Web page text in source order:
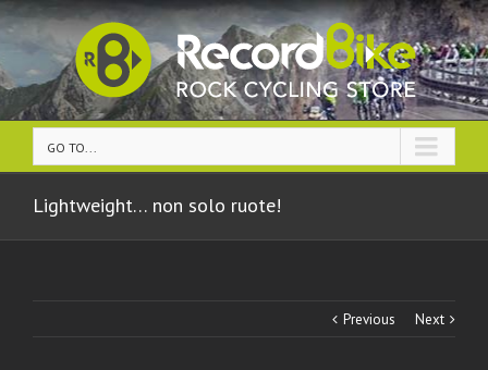
GO TO...
Lightweight… non solo ruote!
Previous Next